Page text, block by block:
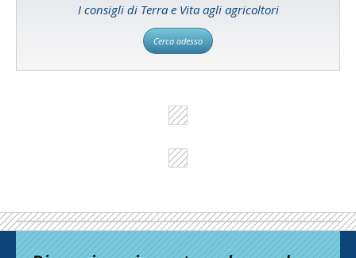
I consigli di Terra e Vita agli agricoltori
Cerca adesso